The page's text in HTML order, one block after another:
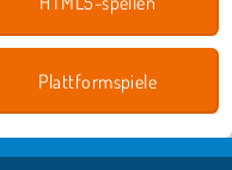
Plattformspiele